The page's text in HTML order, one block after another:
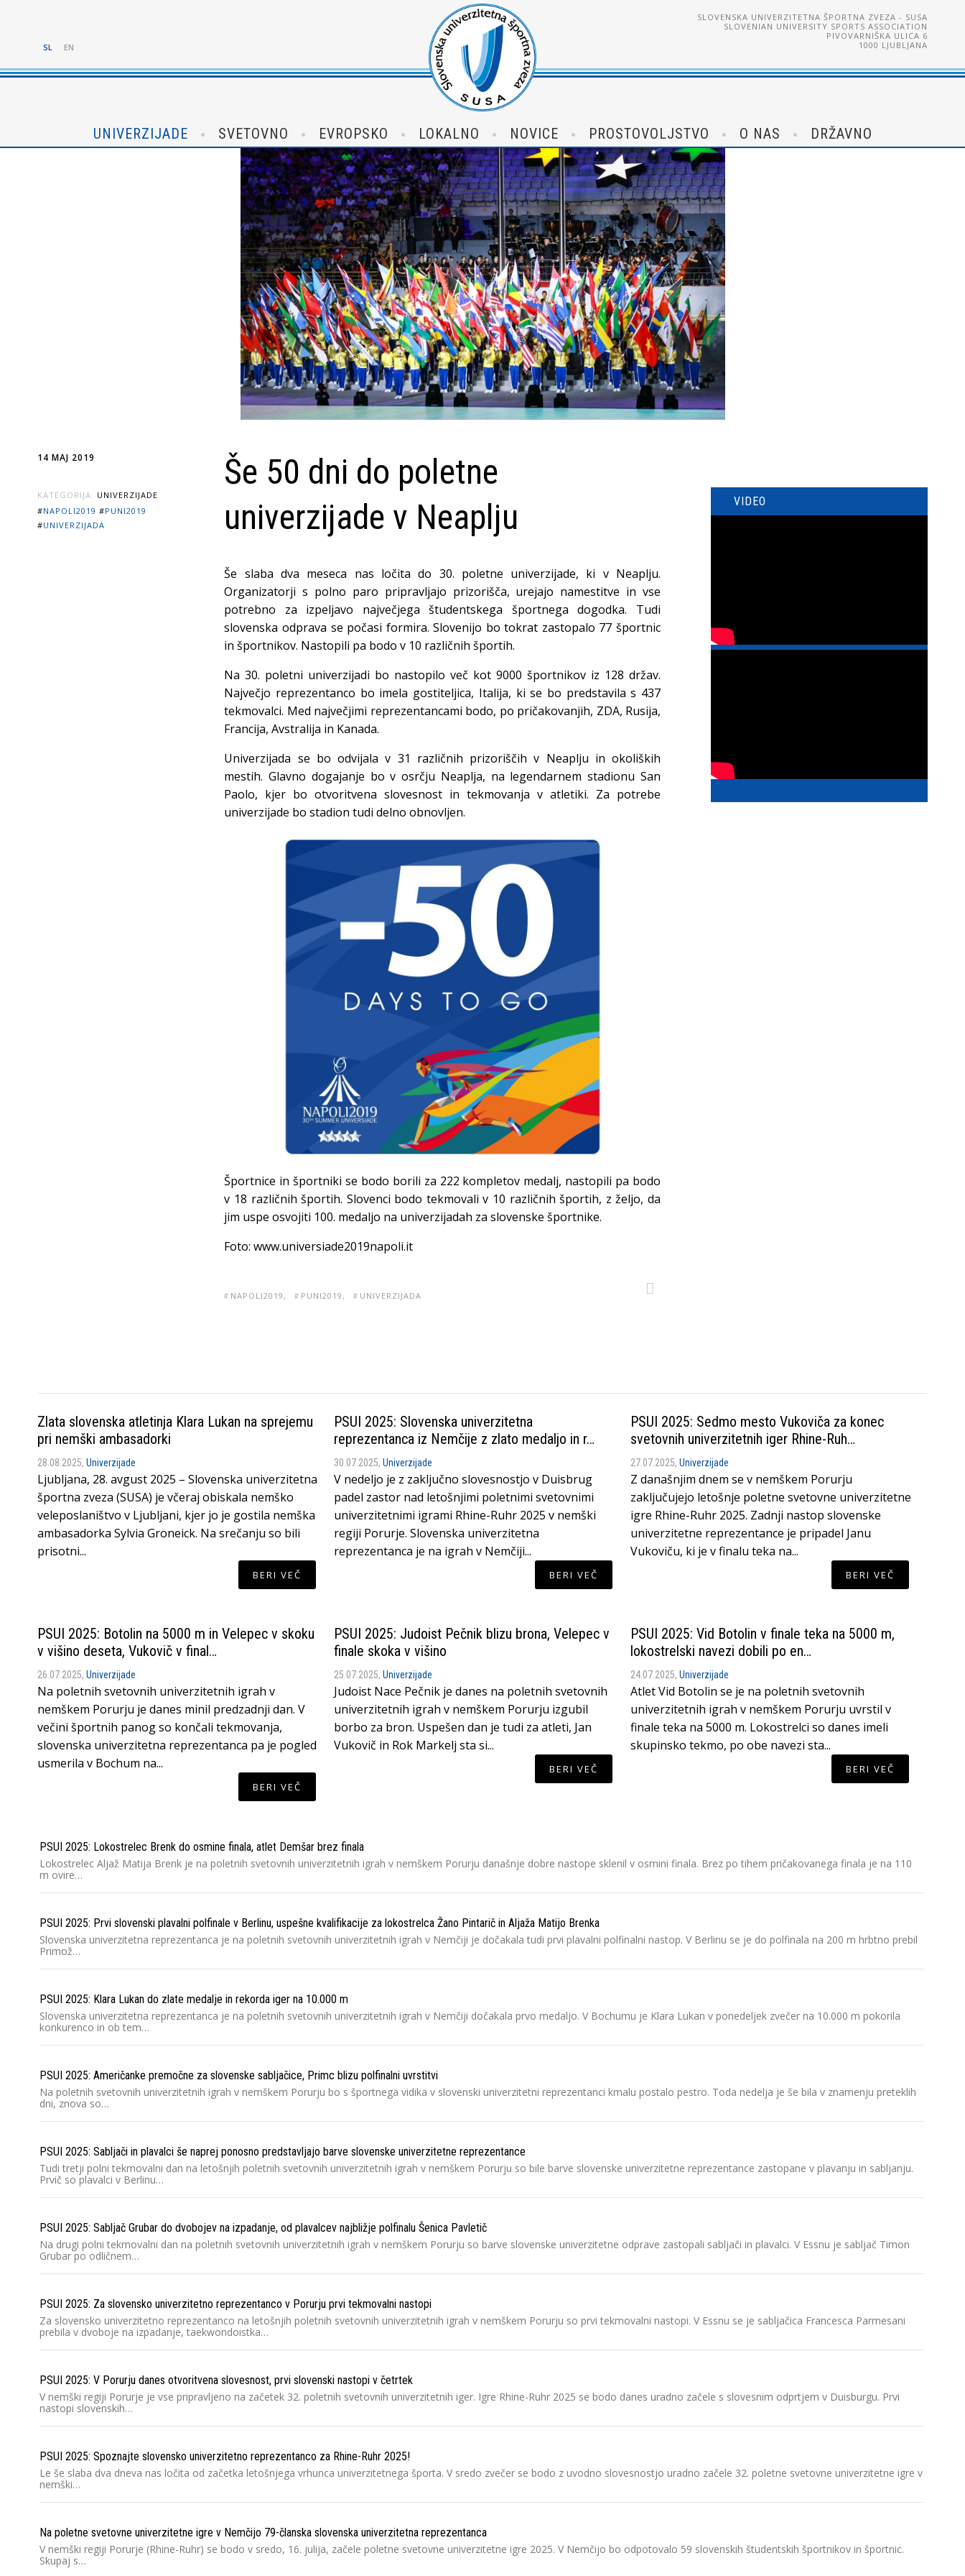
SL EN
SLOVENSKA UNIVERZITETNA ŠPORTNA ZVEZA - SUSA
SLOVENIAN UNIVERSITY SPORTS ASSOCIATION
PIVOVARNIŠKA ULICA 6
1000 LJUBLJANA
UNIVERZIJADE SVETOVNO EVROPSKO LOKALNO NOVICE PROSTOVOLJSTVO O NAS DRŽAVNO
14 MAJ 2019
KATEGORIJA: UNIVERZIJADE
#NAPOLI2019 #PUNI2019
#UNIVERZIJADA
Še 50 dni do poletne
univerzijade v Neaplju
Še slaba dva meseca nas ločita do 30. poletne univerzijade, ki v Neaplju.
Organizatorji s polno paro pripravljajo prizorišča, urejajo namestitve in vse
potrebno za izpeljavo največjega študentskega športnega dogodka. Tudi
slovenska odprava se počasi formira. Slovenijo bo tokrat zastopalo 77 športnic
in športnikov. Nastopili pa bodo v 10 različnih športih.
Na 30. poletni univerzijadi bo nastopilo več kot 9000 športnikov iz 128 držav.
Največjo reprezentanco bo imela gostiteljica, Italija, ki se bo predstavila s 437
tekmovalci. Med največjimi reprezentancami bodo, po pričakovanjih, ZDA, Rusija,
Francija, Avstralija in Kanada.
Univerzijada se bo odvijala v 31 različnih prizoriščih v Neaplju in okoliških
mestih. Glavno dogajanje bo v osrčju Neaplja, na legendarnem stadionu San
Paolo, kjer bo otvoritvena slovesnost in tekmovanja v atletiki. Za potrebe
univerzijade bo stadion tudi delno obnovljen.
Športnice in športniki se bodo borili za 222 kompletov medalj, nastopili pa bodo
v 18 različnih športih. Slovenci bodo tekmovali v 10 različnih športih, z željo, da
jim uspe osvojiti 100. medaljo na univerzijadah za slovenske športnike.
Foto: www.universiade2019napoli.it
NAPOLI2019 PUNI2019 UNIVERZIJADA
VIDEO
Zlata slovenska atletinja Klara Lukan na sprejemu
pri nemški ambasadorki
28.08.2025, Univerzijade
Ljubljana, 28. avgust 2025 – Slovenska univerzitetna
športna zveza (SUSA) je včeraj obiskala nemško
veleposlaništvo v Ljubljani, kjer jo je gostila nemška
ambasadorka Sylvia Groneick. Na srečanju so bili
prisotni...
BERI VEČ
PSUI 2025: Slovenska univerzitetna
reprezentanca iz Nemčije z zlato medaljo in r…
30.07.2025, Univerzijade
V nedeljo je z zaključno slovesnostjo v Duisbrug
padel zastor nad letošnjimi poletnimi svetovnimi
univerzitetnimi igrami Rhine-Ruhr 2025 v nemški
regiji Porurje. Slovenska univerzitetna
reprezentanca je na igrah v Nemčiji...
BERI VEČ
PSUI 2025: Sedmo mesto Vukoviča za konec
svetovnih univerzitetnih iger Rhine-Ruh…
27.07.2025, Univerzijade
Z današnjim dnem se v nemškem Porurju
zaključujejo letošnje poletne svetovne univerzitetne
igre Rhine-Ruhr 2025. Zadnji nastop slovenske
univerzitetne reprezentance je pripadel Janu
Vukoviču, ki je v finalu teka na...
BERI VEČ
PSUI 2025: Botolin na 5000 m in Velepec v skoku
v višino deseta, Vukovič v final…
26.07.2025, Univerzijade
Na poletnih svetovnih univerzitetnih igrah v
nemškem Porurju je danes minil predzadnji dan. V
večini športnih panog so končali tekmovanja,
slovenska univerzitetna reprezentanca pa je pogled
usmerila v Bochum na...
BERI VEČ
PSUI 2025: Judoist Pečnik blizu brona, Velepec v
finale skoka v višino
25.07.2025, Univerzijade
Judoist Nace Pečnik je danes na poletnih svetovnih
univerzitetnih igrah v nemškem Porurju izgubil
borbo za bron. Uspešen dan je tudi za atleti, Jan
Vukovič in Rok Markelj sta si...
BERI VEČ
PSUI 2025: Vid Botolin v finale teka na 5000 m,
lokostrelski navezi dobili po en…
24.07.2025, Univerzijade
Atlet Vid Botolin se je na poletnih svetovnih
univerzitetnih igrah v nemškem Porurju uvrstil v
finale teka na 5000 m. Lokostrelci so danes imeli
skupinsko tekmo, po obe navezi sta...
BERI VEČ
PSUI 2025: Lokostrelec Brenk do osmine finala, atlet Demšar brez finala
Lokostrelec Aljaž Matija Brenk je na poletnih svetovnih univerzitetnih igrah v nemškem Porurju današnje dobre nastope sklenil v osmini finala. Brez po tihem pričakovanega finala je na 110
m ovire…
PSUI 2025: Prvi slovenski plavalni polfinale v Berlinu, uspešne kvalifikacije za lokostrelca Žano Pintarič in Aljaža Matijo Brenka
Slovenska univerzitetna reprezentanca je na poletnih svetovnih univerzitetnih igrah v Nemčiji je dočakala tudi prvi plavalni polfinalni nastop. V Berlinu se je do polfinala na 200 m hrbtno prebil
Primož…
PSUI 2025: Klara Lukan do zlate medalje in rekorda iger na 10.000 m
Slovenska univerzitetna reprezentanca je na poletnih svetovnih univerzitetnih igrah v Nemčiji dočakala prvo medaljo. V Bochumu je Klara Lukan v ponedeljek zvečer na 10.000 m pokorila
konkurenco in ob tem…
PSUI 2025: Američanke premočne za slovenske sabljačice, Primc blizu polfinalni uvrstitvi
Na poletnih svetovnih univerzitetnih igrah v nemškem Porurju bo s športnega vidika v slovenski univerzitetni reprezentanci kmalu postalo pestro. Toda nedelja je še bila v znamenju preteklih
dni, znova so…
PSUI 2025: Sabljači in plavalci še naprej ponosno predstavljajo barve slovenske univerzitetne reprezentance
Tudi tretji polni tekmovalni dan na letošnjih poletnih svetovnih univerzitetnih igrah v nemškem Porurju so bile barve slovenske univerzitetne reprezentance zastopane v plavanju in sabljanju.
Prvič so plavalci v Berlinu…
PSUI 2025: Sabljač Grubar do dvobojev na izpadanje, od plavalcev najbližje polfinalu Šenica Pavletič
Na drugi polni tekmovalni dan na poletnih svetovnih univerzitetnih igrah v nemškem Porurju so barve slovenske univerzitetne odprave zastopali sabljači in plavalci. V Essnu je sabljač Timon
Grubar po odličnem…
PSUI 2025: Za slovensko univerzitetno reprezentanco v Porurju prvi tekmovalni nastopi
Za slovensko univerzitetno reprezentanco na letošnjih poletnih svetovnih univerzitetnih igrah v nemškem Porurju so prvi tekmovalni nastopi. V Essnu se je sabljačica Francesca Parmesani
prebila v dvoboje na izpadanje, taekwondoistka…
PSUI 2025: V Porurju danes otvoritvena slovesnost, prvi slovenski nastopi v četrtek
V nemški regiji Porurje je vse pripravljeno na začetek 32. poletnih svetovnih univerzitetnih iger. Igre Rhine-Ruhr 2025 se bodo danes uradno začele s slovesnim odprtjem v Duisburgu. Prvi
nastopi slovenskih…
PSUI 2025: Spoznajte slovensko univerzitetno reprezentanco za Rhine-Ruhr 2025!
Le še slaba dva dneva nas ločita od začetka letošnjega vrhunca univerzitetnega športa. V sredo zvečer se bodo z uvodno slovesnostjo uradno začele 32. poletne svetovne univerzitetne igre v
nemški…
Na poletne svetovne univerzitetne igre v Nemčijo 79-članska slovenska univerzitetna reprezentanca
V nemški regiji Porurje (Rhine-Ruhr) se bodo v sredo, 16. julija, začele poletne svetovne univerzitetne igre 2025. V Nemčijo bo odpotovalo 59 slovenskih študentskih športnikov in športnic.
Skupaj s…